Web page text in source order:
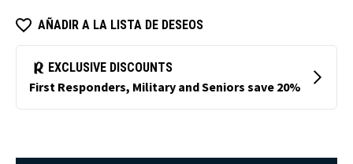
AÑADIR A LA LISTA DE DESEOS